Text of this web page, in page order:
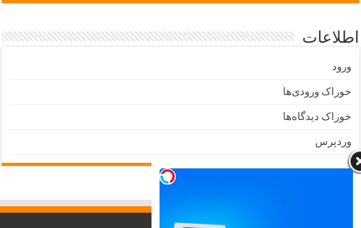
اطلاعات
ورود
خوراک ورودی‌ها
خوراک دیدگاه‌ها
وردپرس